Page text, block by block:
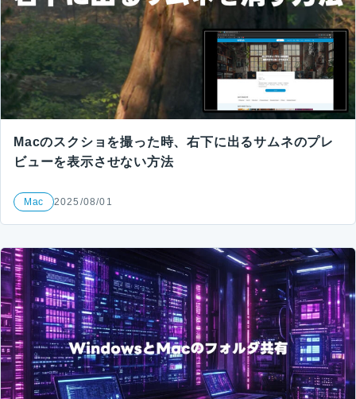
Macのスクショを撮った時、右下に出るサムネのプレ
ビューを表示させない方法
Mac 2025/08/01